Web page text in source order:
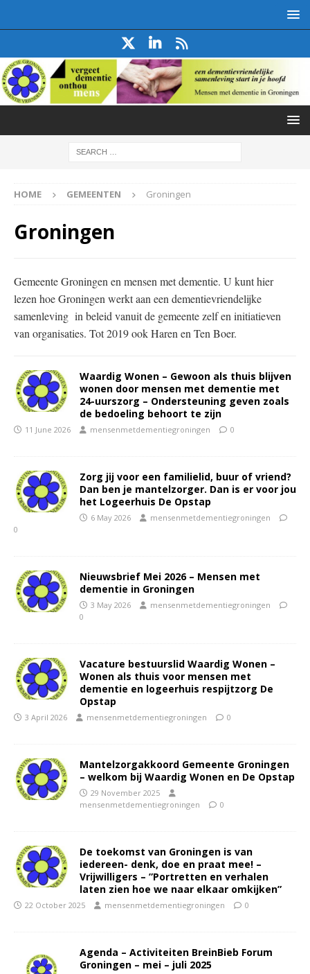
HOME GEMEENTEN Groningen
Groningen
Gemeente Groningen en mensen met dementie. U kunt hier
lezen hoe Groningen werkt aan een dementievriendelijke
samenleving in beleid vanuit de gemeente zelf en initiatieven
van organisaties. Tot 2019 ook Haren en Ten Boer.
Waardig Wonen – Gewoon als thuis blijven
wonen door mensen met dementie met
24-uurszorg – Ondersteuning geven zoals
de bedoeling behoort te zijn
11 June 2026 mensenmetdementiegroningen 0
Zorg jij voor een familielid, buur of vriend?
Dan ben je mantelzorger. Dan is er voor jou
het Logeerhuis De Opstap
6 May 2026
mensenmetdementiegroningen
0
Nieuwsbrief Mei 2026 – Mensen met
dementie in Groningen
3 May 2026
mensenmetdementiegroningen
0
Vacature bestuurslid Waardig Wonen –
Wonen als thuis voor mensen met
dementie en logeerhuis respijtzorg De
Opstap
3 April 2026 mensenmetdementiegroningen 0
Mantelzorgakkoord Gemeente Groningen
– welkom bij Waardig Wonen en De Opstap
29 November 2025
mensenmetdementiegroningen
0
De toekomst van Groningen is van
iedereen- denk, doe en praat mee! –
Vrijwilligers – ”Portretten en verhalen
laten zien hoe we naar elkaar omkijken”
22 October 2025 mensenmetdementiegroningen 0
Agenda – Activiteiten BreinBieb Forum
Groningen – mei – juli 2025